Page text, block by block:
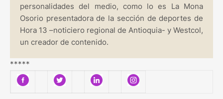
personalidades del medio, como lo es La Mona
Osorio presentadora de la sección de deportes de
Hora 13 –noticiero regional de Antioquia- y Westcol,
un creador de contenido.
*****